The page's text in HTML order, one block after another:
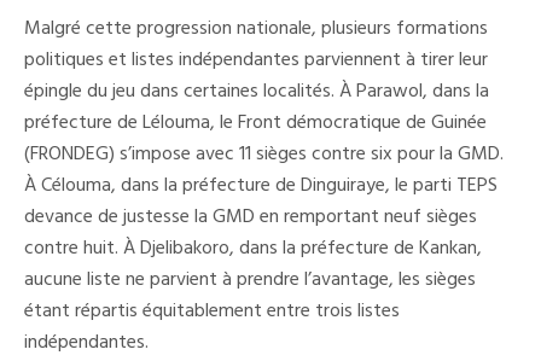
Malgré cette progression nationale, plusieurs formations
politiques et listes indépendantes parviennent à tirer leur
épingle du jeu dans certaines localités. À Parawol, dans la
préfecture de Lélouma, le Front démocratique de Guinée
(FRONDEG) s’impose avec 11 sièges contre six pour la GMD.
À Célouma, dans la préfecture de Dinguiraye, le parti TEPS
devance de justesse la GMD en remportant neuf sièges
contre huit. À Djelibakoro, dans la préfecture de Kankan,
aucune liste ne parvient à prendre l’avantage, les sièges
étant répartis équitablement entre trois listes
indépendantes.